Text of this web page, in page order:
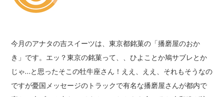
今月のアナタの吉スイーツは、東京都銘菓の「播磨屋のおか
き」です。エッ？東京の銘菓って、、ひよことか鳩サブレとか
じゃ…と思ったそこの牡牛座さん！ええ、ええ、それもそうなの
ですが憂国メッセージのトラックで有名な播磨屋さんが都内で